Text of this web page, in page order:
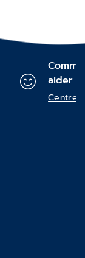
aider ?
Centre